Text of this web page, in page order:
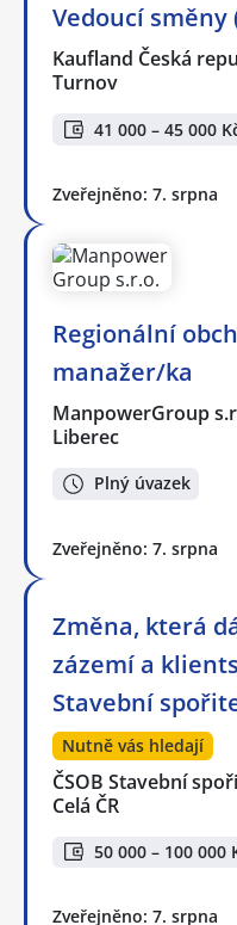
Vedoucí směny
Kaufland Česká
Turnov
41 000 – 45 000
Zveřejněno: 7. srpna
Regionální
manažer/ka
ManpowerGroup
Liberec
Plný úvazek
Zveřejněno: 7. srpna
Změna, která
zázemí a
Stavební
Nutně vás hledají
ČSOB Stavební
Celá ČR
50 000 – 100 000
Zveřejněno: 7. srpna